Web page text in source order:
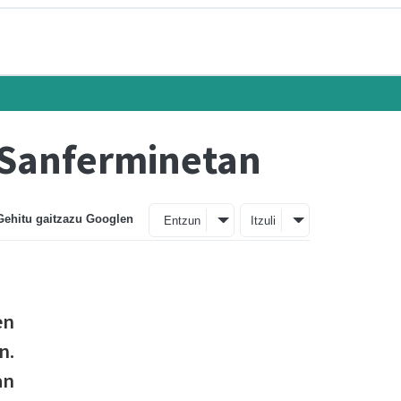
gaitzazu Googlen Entzun Itzuli